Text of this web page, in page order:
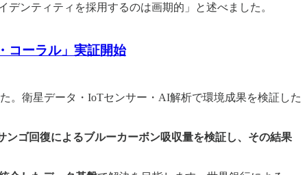
ンティティを採用するのは画期的」と述べました。
コーラル」実証開始
。衛星データ・IoTセンサー・AI解析で環境成果を検証した
ゴ回復によるブルーカーボン吸収量を検証し、その結果